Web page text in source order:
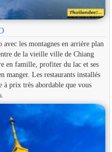
les montagnes en arrière plan
de la vieille ville de Chiang
en famille, profiter du lac et ses
manger. Les restaurants installés
à prix très abordable que vous